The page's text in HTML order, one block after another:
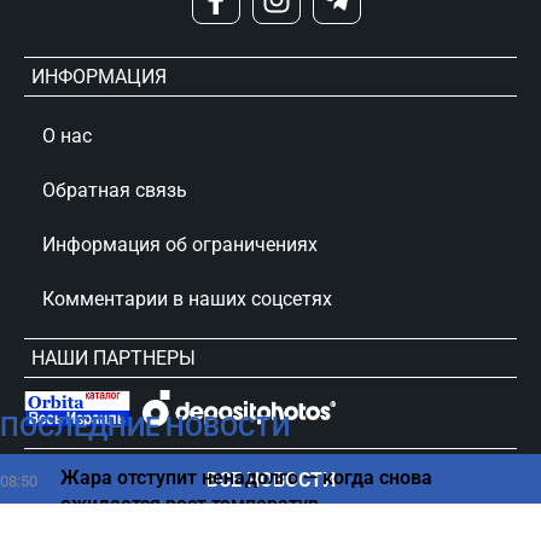
ПОСЛЕДНИЕ НОВОСТИ
08:50
Жара отступит ненадолго — когда снова
ожидается рост температур
ВСЕ НОВОСТИ
ИНФОРМАЦИЯ
О нас
Обратная связь
Информация об ограничениях
Комментарии в наших соцсетях
НАШИ ПАРТНЕРЫ
сursorinfo.co.il © Все права защищены